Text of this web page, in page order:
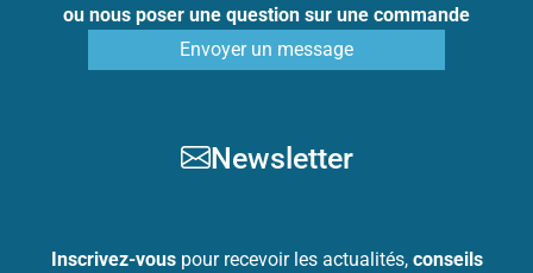
ou nous poser une question sur une commande
Envoyer un message
Newsletter
Inscrivez-vouspour recevoir les actualités, conseils